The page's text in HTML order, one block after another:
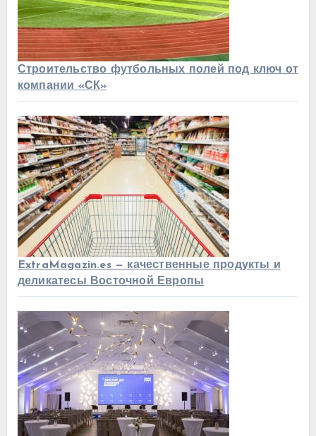
Строительство футбольных полей под ключ от
компании «СК»
ExtraMagazin.es — качественные продукты и
деликатесы Восточной Европы